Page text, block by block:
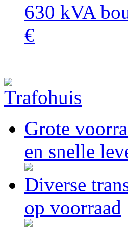
630 kVA
€
Grote
en snelle
Diverse
op voorraad